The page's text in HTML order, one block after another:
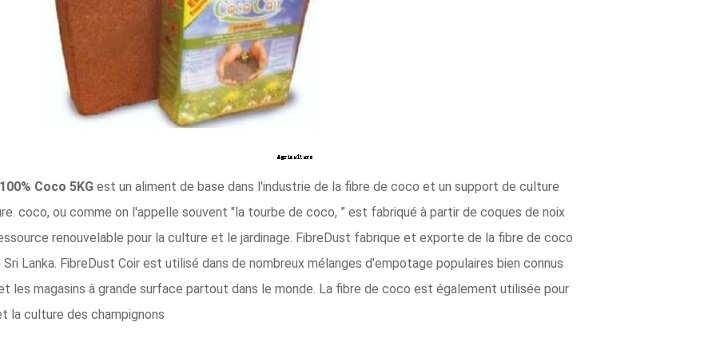
Coco 5KG est un aliment de base dans l'industrie de la fibre de coco et un support de culture
coco, ou comme on l'appelle souvent "la tourbe de coco, ” est fabriqué à partir de coques de noix
renouvelable pour la culture et le jardinage. FibreDust fabrique et exporte de la fibre de coco
Lanka. FibreDust Coir est utilisé dans de nombreux mélanges d'empotage populaires bien connus
les magasins à grande surface partout dans le monde. La fibre de coco est également utilisée pour
la culture des champignons